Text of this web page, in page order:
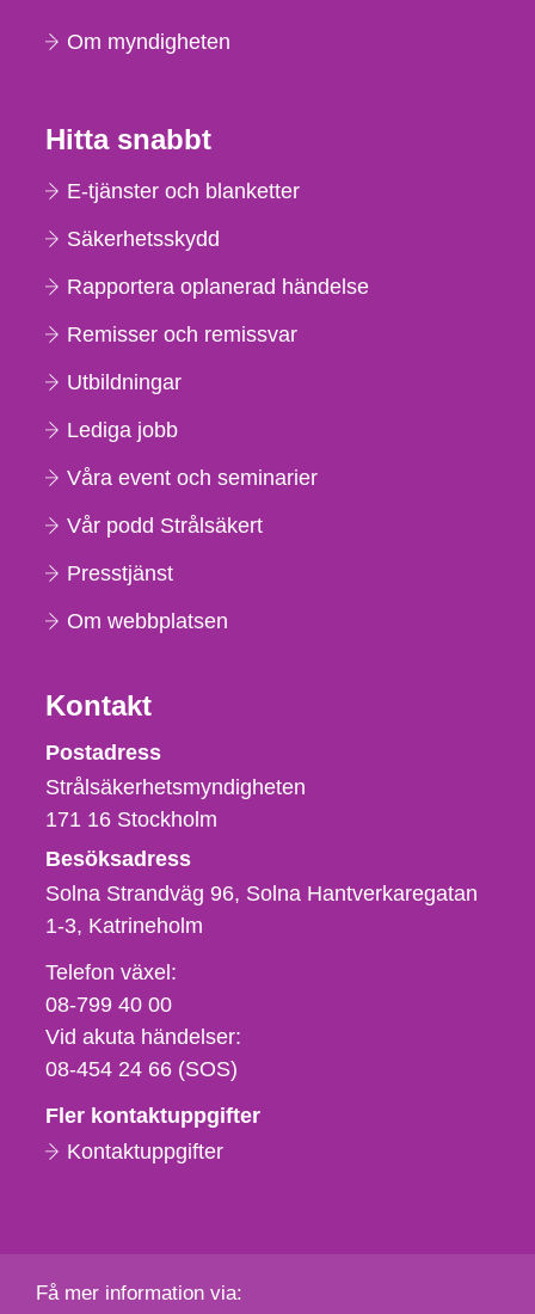
Om myndigheten
Hitta snabbt
E-tjänster och blanketter
Säkerhetsskydd
Rapportera oplanerad händelse
Remisser och remissvar
Utbildningar
Lediga jobb
Våra event och seminarier
Vår podd Strålsäkert
Presstjänst
Om webbplatsen
Kontakt
Strålsäkerhetsmyndigheten
Postadress
Strålsäkerhetsmyndigheten
171 16 Stockholm
Besöksadress
Solna Strandväg 96, Solna Hantverkaregatan
1-3 Katrineholm
Telefon,
fax
och
e-
Telefon växel:
08-799 40 00
Vid akuta händelser:
08-454 24 66 (SOS)
Fler kontaktuppgifter
Kontaktuppgifter
Få mer information via: